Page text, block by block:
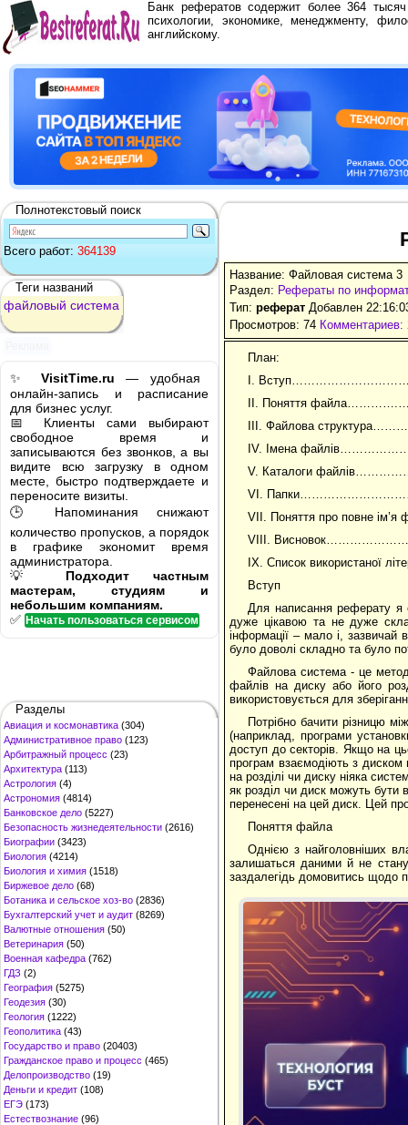
Банк рефератов содержит более 364
психологии, экономике, менеджменту,
английскому.
Полнотекстовый поиск
Всего работ: 364139
Теги названий
файловый система
✨ VisitTime.ru — удобная
онлайн-запись и расписание
для бизнес услуг.
📅 Клиенты сами выбирают
свободное время и
записываются без звонков, а вы
видите всю загрузку в одном
месте, быстро подтверждаете и
переносите визиты.
🕒 Напоминания снижают
количество пропусков, а порядок
в графике экономит время
администратора.
💡 Подходит частным
мастерам, студиям и
небольшим компаниям.
✅ Начать пользоваться сервисом
Разделы
Авиация и космонавтика (304)
Административное право (123)
Арбитражный процесс (23)
Архитектура (113)
Астрология (4)
Астрономия (4814)
Банковское дело (5227)
Безопасность жизнедеятельности (2616)
Биографии (3423)
Биология (4214)
Биология и химия (1518)
Биржевое дело (68)
Ботаника и сельское хоз-во (2836)
Бухгалтерский учет и аудит (8269)
Валютные отношения (50)
Ветеринария (50)
Военная кафедра (762)
ГДЗ (2)
География (5275)
Геодезия (30)
Геология (1222)
Геополитика (43)
Государство и право (20403)
Гражданское право и процесс (465)
Делопроизводство (19)
Деньги и кредит (108)
ЕГЭ (173)
Естествознание (96)
Название: Файловая система 3
Раздел: Рефераты по
Тип: реферат Добавлен
Просмотров: 74 Комментариев:
План:
І.
ІІ. Поняття
ІІІ. Файлова
IV. Імена
V. Каталоги
VI.
VII. Поняття про
VIII.
ІХ. Список
Вступ
Для написання реферату я
дуже цікавою та не дуже
інформації – мало і, зазвичай
було доволі складно та було
Файлова система - це
файлів на диску або його
використовується для
Потрібно бачити різницю
(наприклад, програми
доступ до секторів. Якщо на
програм взаємодіють з
на розділі чи диску ніяка
як розділ чи диск можуть бути
перенесені на цей диск. Цей
Поняття файла
Однією з найголовніших
залишаться даними й не
заздалегідь домовитись щодо